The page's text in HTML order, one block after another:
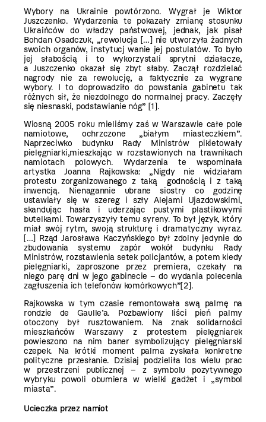
Wybory na Ukrainie powtórzono. Wygrał je Wiktor
Juszczenko. Wydarzenia te pokazały zmianę stosunku
Ukraińców do władzy państwowej, jednak, jak pisał
Bohdan Osadczuk, „rewolucja […] nie utworzyła żadnych
swoich organów, instytucj wanie jej postulatów. To było
jej słabością i to wykorzystali sprytni działacze,
a Juszczenko okazał się zbyt słaby. Zaczął rozdzielać
nagrody nie za rewolucję, a faktycznie za wygrane
wybory. I to doprowadziło do powstania gabinetu tak
różnych sił, że niezdolnego do normalnej pracy. Zaczęły
się niesnaski, podstawianie nóg” [1].
Wiosną 2005 roku mieliśmy zaś w Warszawie całe pole
namiotowe, ochrzczone „białym miasteczkiem”.
Naprzeciwko budynku Rady Ministrów pikietowały
pielęgniarki,mieszkając w rozstawionych na trawnikach
namiotach polowych. Wydarzenia te wspominała
artystka Joanna Rajkowska: „Nigdy nie widziałam
protestu zorganizowanego z taką godnością i z taką
inwencją. Nienagannie ubrane siostry co godzinę
ustawiały się w szereg i szły Alejami Ujazdowskimi,
skandując hasła i uderzając pustymi plastikowymi
butelkami. Towarzyszyły temu syreny. To był język, który
miał swój rytm, swoją strukturę i dramatyczny wyraz.
[…] Rząd Jarosława Kaczyńskiego był zdolny jedynie do
zbudowania systemu zapór wokół budynku Rady
Ministrów, rozstawienia setek policjantów, a potem kiedy
pielęgniarki, zaproszone przez premiera, czekały na
niego parę dni w jego gabinecie – do wydania polecenia
zagłuszenia ich telefonów komórkowych”[2].
Rajkowska w tym czasie remontowała swą palmę na
rondzie de Gaulle’a. Pozbawiony liści pień palmy
otoczony był rusztowaniem. Na znak solidarności
mieszkańców Warszawy z protestem pielęgniarek
powieszono na nim baner symbolizujący pielęgniarski
czepek. Na krótki moment palma zyskała konkretne
polityczne przesłanie. Dzisiaj podzieliła los wielu prac
w przestrzeni publicznej – z symbolu pozytywnego
wybryku powoli obumiera w wielki gadżet i „symbol
miasta”.
Ucieczka przez namiot